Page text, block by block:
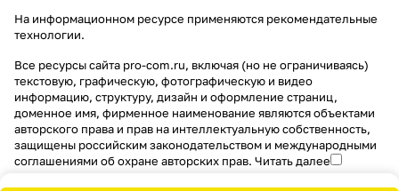
На информационном ресурсе применяются рекомендательные
технологии.
Все ресурсы сайта pro-com.ru, включая (но не ограничиваясь)
текстовую, графическую, фотографическую и видео
информацию, структуру, дизайн и оформление страниц,
доменное имя, фирменное наименование являются объектами
авторского права и прав на интеллектуальную собственность,
защищены российским законодательством и международными
соглашениями об охране авторских прав. Читать далее